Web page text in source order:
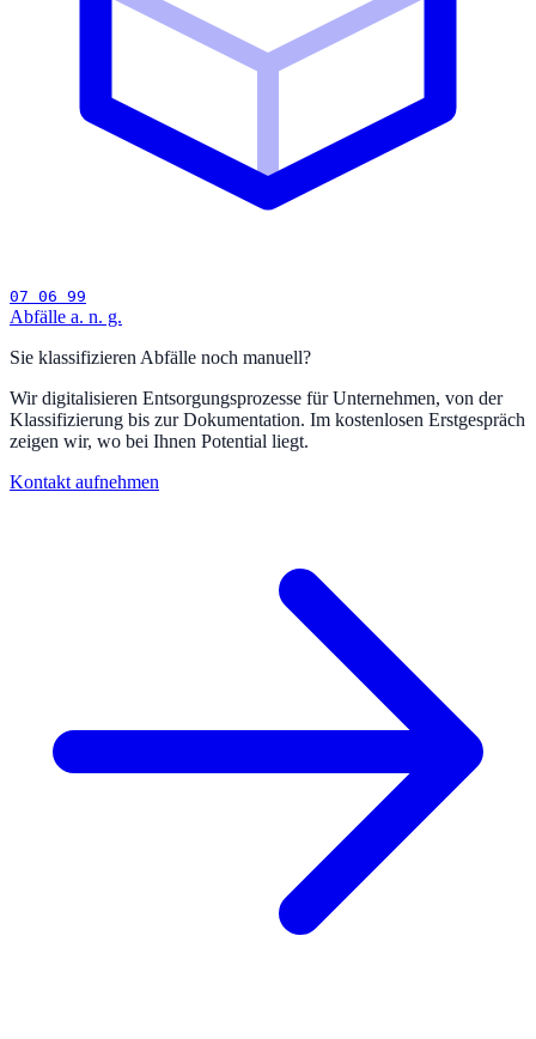
07 06 99
Abfälle a. n. g.
Sie klassifizieren Abfälle noch manuell?
Wir digitalisieren Entsorgungsprozesse für Unternehmen, von der
Klassifizierung bis zur Dokumentation. Im kostenlosen Erstgespräch
zeigen wir, wo bei Ihnen Potential liegt.
Kontakt aufnehmen